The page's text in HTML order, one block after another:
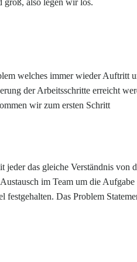
groß, also legen wir los.
welches immer wieder Auftritt
der Arbeitsschritte erreicht
wir zum ersten Schritt
jeder das gleiche Verständnis von
im Team um die Aufgabe
Das Problem